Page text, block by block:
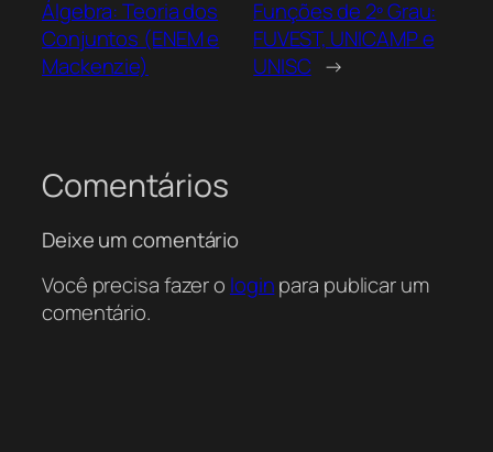
Álgebra: Teoria dos
Conjuntos (ENEM e
Mackenzie)
Funções de 2º Grau:
FUVEST, UNICAMP e
UNISC →
Comentários
Deixe um comentário
Você precisa fazer o loginpara publicar um
comentário.